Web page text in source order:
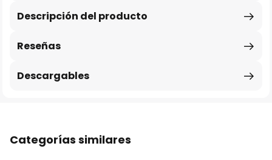
Descripción del producto
Reseñas
Descargables
Categorías similares